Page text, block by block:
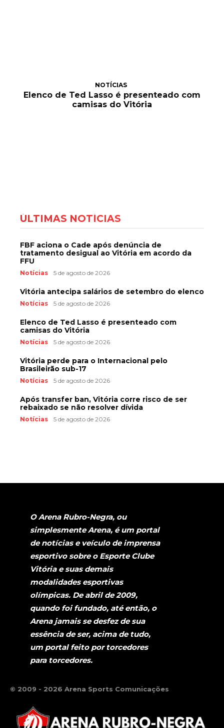
NOTÍCIAS
Elenco de Ted Lasso é presenteado com
camisas do Vitória
ÚLTIMAS NOTÍCIAS
FBF aciona o Cade após denúncia de
tratamento desigual ao Vitória em acordo da
FFU
Notícias 5 de agosto de 2026
Vitória antecipa salários de setembro do elenco
Notícias 5 de agosto de 2026
Elenco de Ted Lasso é presenteado com
camisas do Vitória
Notícias 5 de agosto de 2026
Vitória perde para o Internacional pelo
Brasileirão sub-17
Notícias 5 de agosto de 2026
Após transfer ban, Vitória corre risco de ser
rebaixado se não resolver dívida
Notícias 5 de agosto de 2026
O Arena Rubro-Negra, ou
simplesmente Arena, é um portal
de notícias e veículo de imprensa
esportivo sobre o Esporte Clube
Vitória e suas demais
modalidades esportivas
olímpicas. De abril de 2009,
quando foi fundado, até então, o
Arena jamais se desfez de sua
essência de ser, acima de tudo,
um portal feito por torcedores
para torcedores.
© 2009 - 2026 Arena Sports Comunicações